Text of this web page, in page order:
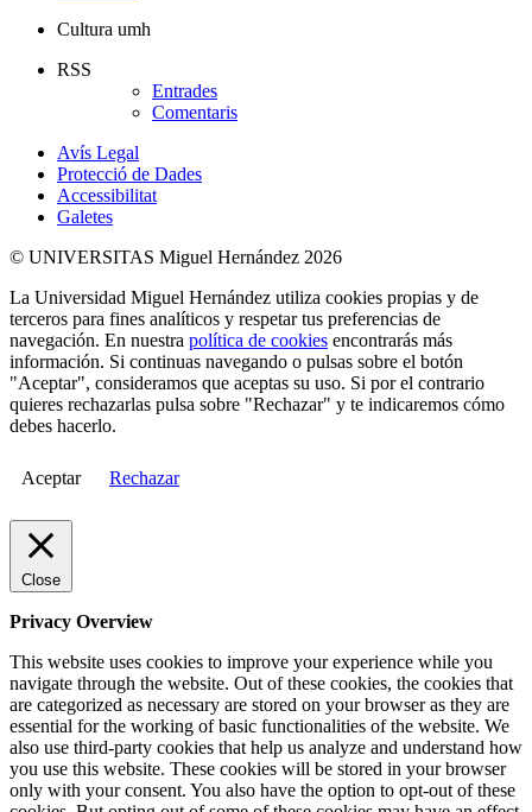
Cultura umh
RSS
Entrades
Comentaris
Avís Legal
Protecció de Dades
Accessibilitat
Galetes
© UNIVERSITAS Miguel Hernández 2026
La Universidad Miguel Hernández utiliza cookies propias y de
terceros para fines analíticos y respetar tus preferencias de
navegación. En nuestra política de cookies encontrarás más
información. Si continuas navegando o pulsas sobre el botón
"Aceptar", consideramos que aceptas su uso. Si por el contrario
quieres rechazarlas pulsa sobre "Rechazar" y te indicaremos cómo
debes hacerlo.
Aceptar Rechazar
Close
Privacy Overview
This website uses cookies to improve your experience while you
navigate through the website. Out of these cookies, the cookies that
are categorized as necessary are stored on your browser as they are
essential for the working of basic functionalities of the website. We
also use third-party cookies that help us analyze and understand how
you use this website. These cookies will be stored in your browser
only with your consent. You also have the option to opt-out of these